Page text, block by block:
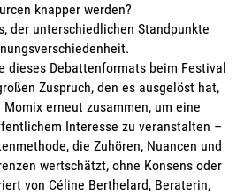
knapper werden?
der unterschiedlichen Standpunkte
dieses Debattenformats beim Festival
Zuspruch, den es ausgelöst hat,
erneut zusammen, um eine
Interesse zu veranstalten –
die Zuhören, Nuancen und
wertschätzt, ohne Konsens oder
von Céline Berthelard, Beraterin,